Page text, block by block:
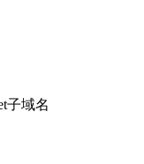
子域名